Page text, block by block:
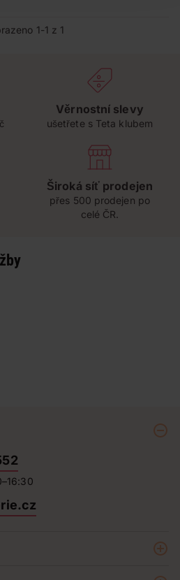
1-1 z 1
Věrnostní slevy
ušetřete s Teta klubem
Široká síť prodejen
přes 500 prodejen po
celé ČR.